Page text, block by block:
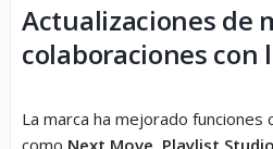
Actualizaciones de
colaboraciones con
La marca ha mejorado funciones
como Next Move, Playlist